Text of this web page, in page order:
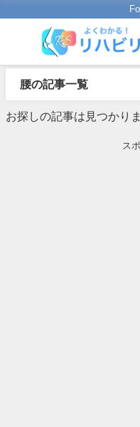
腰の記事一覧
お探しの記事は見つかり
ス